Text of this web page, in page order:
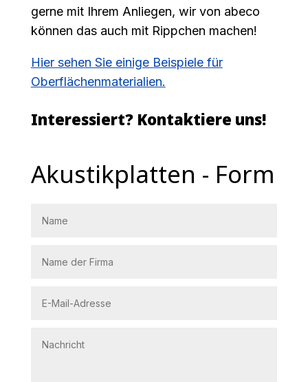
gerne mit Ihrem Anliegen, wir von abeco
können das auch mit Rippchen machen!
Hier sehen Sie einige Beispiele für
Oberflächenmaterialien.
Interessiert? Kontaktiere uns!
Akustikplatten - Form